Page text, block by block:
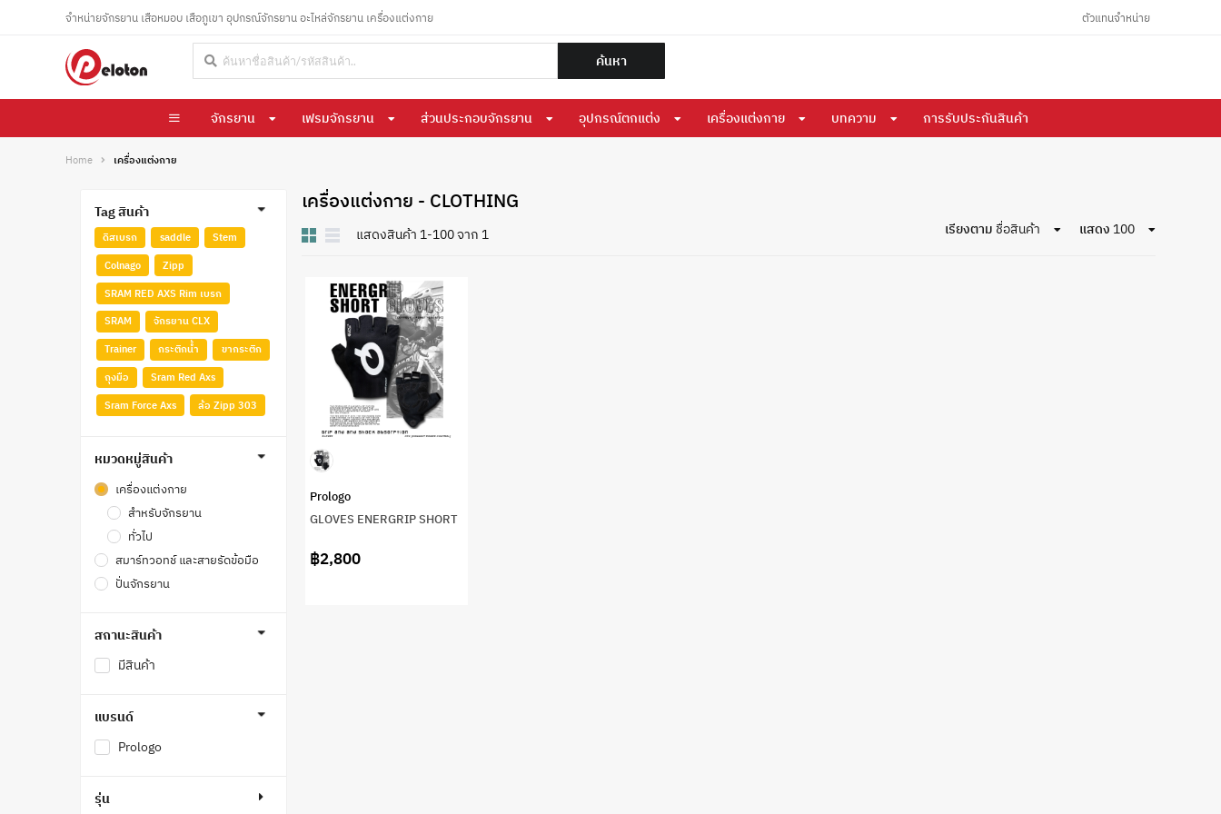
จำหน่ายจักรยาน เสือหมอบ เสือภูเขา อุปกรณ์จักรยาน อะไหล่จักรยาน เครื่องแต่งกาย ตัวแทนจำหน่าย
ค้นหา
จักรยาน เฟรมจักรยาน ส่วนประกอบจักรยาน อุปกรณ์ตกแต่ง เครื่องแต่งกาย บทความ การรับประกันสินค้า
Home เครื่องแต่งกาย
เครื่องแต่งกาย - CLOTHING
ดู
มอง
แสดงสินค้า 1-100 จาก 1 แสดง 100
เรียงตาม ชื่อสินค้า
Prologo
GLOVES ENERGRIP SHORT
฿2,800
Tag สินค้า
ดิสเบรก saddle Stem
Colnago Zipp
SRAM RED AXS Rim เบรก
SRAM จักรยาน CLX
Trainer กระติกน้ำ ขากระติก
ถุงมือ Sram Red Axs
Sram Force Axs ล้อ Zipp 303
หมวดหมู่สินค้า
เครื่องแต่งกาย
สำหรับจักรยาน
ทั่วไป
สมาร์ทวอทช์ และสายรัดข้อมือ
ปั่นจักรยาน
สถานะสินค้า
มีสินค้า
แบรนด์
Prologo
รุ่น